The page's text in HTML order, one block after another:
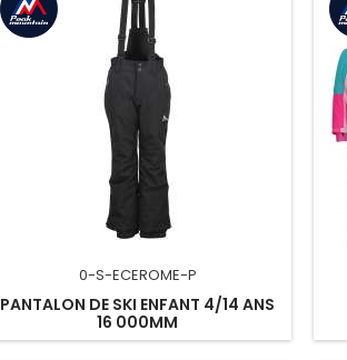
0-S-ECEROME-P
PANTALON DE SKI ENFANT 4/14 ANS
16 000MM